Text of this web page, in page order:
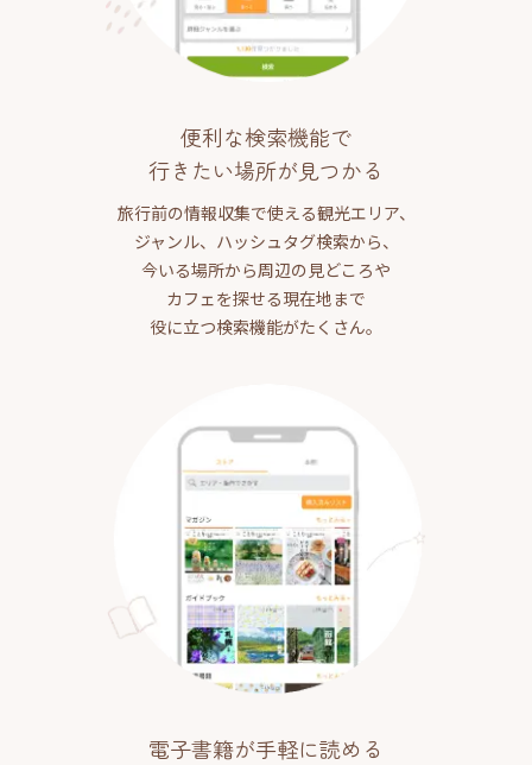
便利な検索機能で
行きたい場所が見つかる
旅行前の情報収集で使える観光エリア、
ジャンル、ハッシュタグ検索から、
今いる場所から周辺の見どころや
カフェを探せる現在地まで
役に立つ検索機能がたくさん。
電子書籍が手軽に読める